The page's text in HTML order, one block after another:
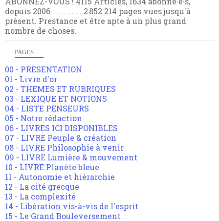
depuis 2006 . . . . . . . . 2 852 214 pages vues jusqu'à
présent. Prestance et être apte à un plus grand
nombre de choses.
PAGES
00 - PRESENTATION
01 - Livre d'or
02 - THEMES ET RUBRIQUES
03 - LEXIQUE ET NOTIONS
04 - LISTE PENSEURS
05 - Notre rédaction
06 - LIVRES ICI DISPONIBLES
07 - LIVRE Peuple & création
08 - LIVRE Philosophie à venir
09 - LIVRE Lumière & mouvement
10 - LIVRE Planète bleue
11 - Autonomie et hiérarchie
12 - La cité grecque
13 - La complexité
14 - Libération vis-à-vis de l'esprit
15 - Le Grand Bouleversement